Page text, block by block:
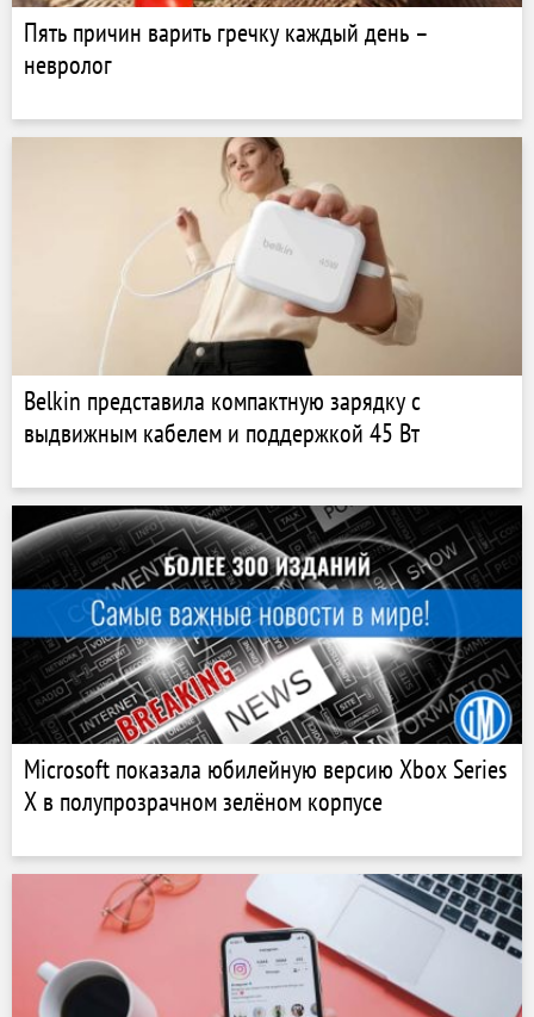
Пять причин варить гречку каждый день –
невролог
Belkin представила компактную зарядку с
выдвижным кабелем и поддержкой 45 Вт
Microsoft показала юбилейную версию Xbox Series
X в полупрозрачном зелёном корпусе